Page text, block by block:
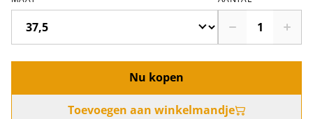
Nu kopen
Toevoegen aan winkelmandje